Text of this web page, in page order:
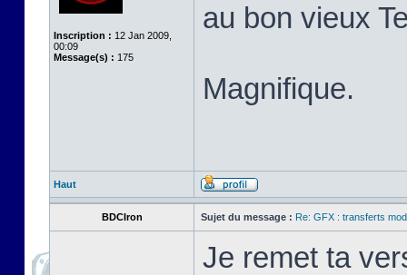
Inscription : 12 Jan 2009,
00:09
Message(s) : 175
au bon vieux
Magnifique.
Haut
BDCIron Sujet du message : Re: GFX : transferts
Je remet ta